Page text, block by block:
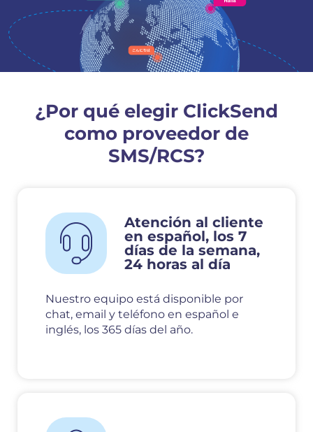
¿Por qué elegir ClickSend
como proveedor de
SMS/RCS?
Atención al cliente
en español, los 7
días de la semana,
24 horas al día
Nuestro equipo está disponible por
chat, email y teléfono en español e
inglés, los 365 días del año.